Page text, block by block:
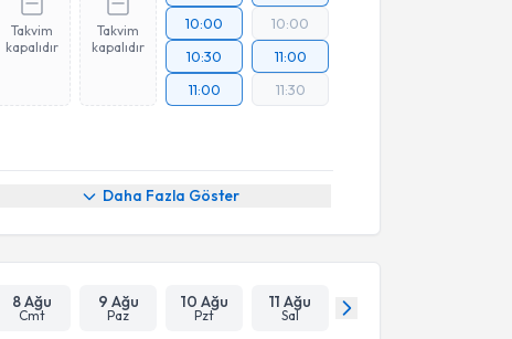
Takvim
kapalıdır
Takvim
kapalıdır
10:00
10:30
11:00
10:00
11:00
11:30
Daha Fazla Göster
8 Ağu
Cmt
9 Ağu
Paz
10 Ağu
Pzt
11 Ağu
Sal